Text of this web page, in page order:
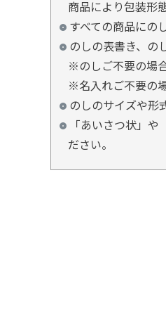
商品により包装形
すべての商品にの
のしの表書き、の
※のしご不要の場
※名入れご不要の
のしのサイズや形
「あいさつ状」
ださい。